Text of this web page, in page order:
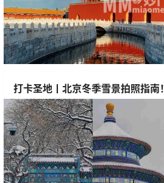
打卡圣地丨北京冬季雪景拍照指南！